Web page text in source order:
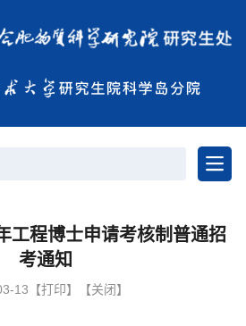
工程博士申请考核制普通招
考通知
13 【打印】 【关闭】